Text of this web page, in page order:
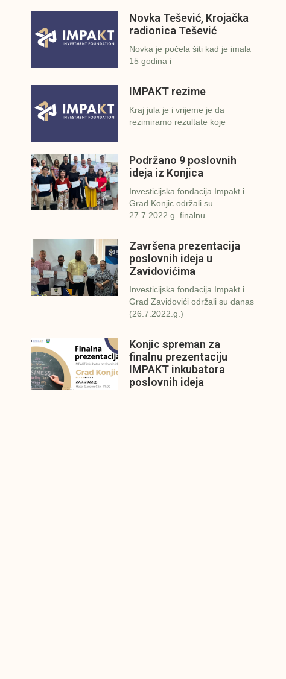
Novka Tešević, Krojačka
radionica Tešević
Novka je počela šiti kad je imala
15 godina i
IMPAKT rezime
Kraj jula je i vrijeme je da
rezimiramo rezultate koje
Podržano 9 poslovnih
ideja iz Konjica
Investicijska fondacija Impakt i
Grad Konjic održali su
27.7.2022.g. finalnu
Završena prezentacija
poslovnih ideja u
Zavidovićima
Investicijska fondacija Impakt i
Grad Zavidovići održali su danas
(26.7.2022.g.)
Konjic spreman za
finalnu prezentaciju
IMPAKT inkubatora
poslovnih ideja